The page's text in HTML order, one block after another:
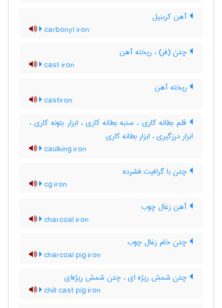
آهن کربنیل
carbonyl iron
چدن (فر) ، ریخته آهن
cast iron
ریخته آهن
castiron
قلم بطانه کاری ، سنبه بطانه کاری ، ابزار بتونه کاری ،
ابزار درزگیری ، ابزار بطانه کاری
caulking iron
چدن با گرافیت فشرده
cg iron
آهن زغال چوب
charcoal iron
چدن خام زغال چوب
charcoal pig iron
چدن شمش ریژه ای ، چدن شمش ریژه‌ای
chill cast pig iron